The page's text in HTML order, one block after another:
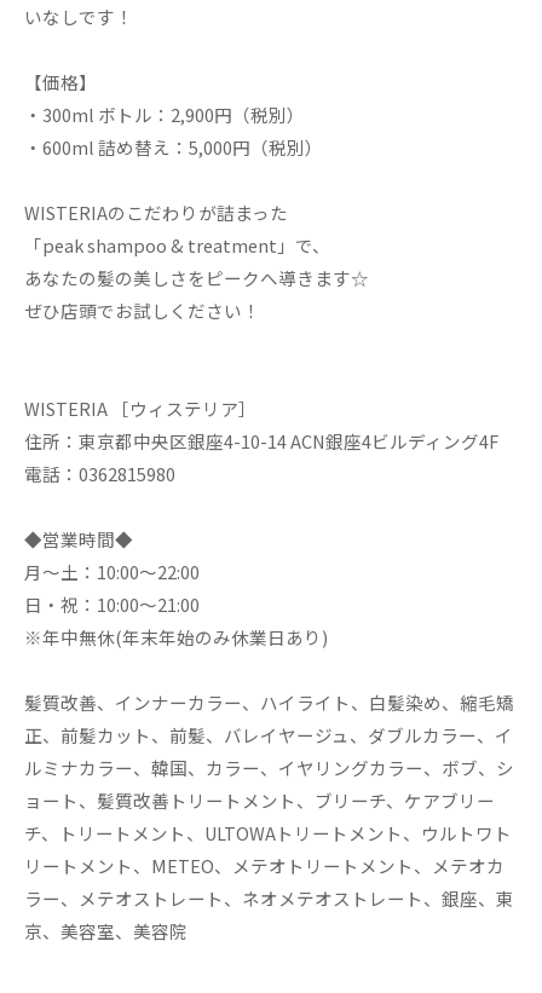
いなしです！
【価格】
・300ml ボトル：2,900円（税別）
・600ml 詰め替え：5,000円（税別）
WISTERIAのこだわりが詰まった
「peak shampoo & treatment」で、
あなたの髪の美しさをピークへ導きます☆
ぜひ店頭でお試しください！
WISTERIA ［ウィステリア］
住所：東京都中央区銀座4-10-14 ACN銀座4ビルディング4F
電話：0362815980
◆営業時間◆
月～土：10:00～22:00
日・祝：10:00～21:00
※年中無休(年末年始のみ休業日あり)
髪質改善、インナーカラー、ハイライト、白髪染め、縮毛矯
正、前髪カット、前髪、バレイヤージュ、ダブルカラー、イ
ルミナカラー、韓国、カラー、イヤリングカラー、ボブ、シ
ョート、髪質改善トリートメント、ブリーチ、ケアブリー
チ、トリートメント、ULTOWAトリートメント、ウルトワト
リートメント、METEO、メテオトリートメント、メテオカ
ラー、メテオストレート、ネオメテオストレート、銀座、東
京、美容室、美容院